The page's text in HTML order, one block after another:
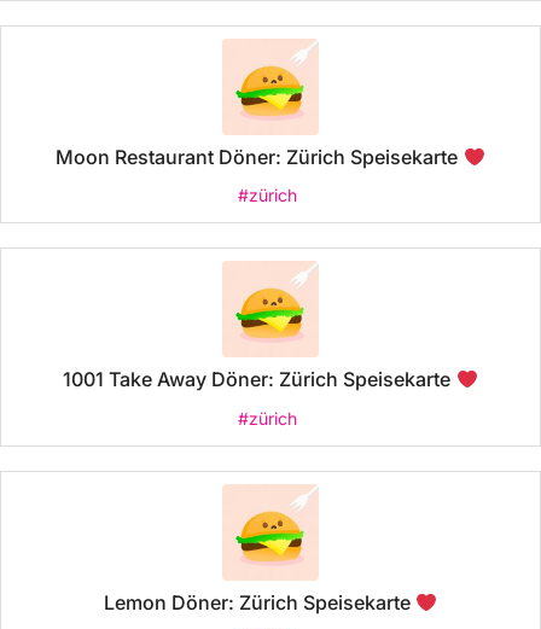
Moon Restaurant Döner: Zürich Speisekarte
#zürich
1001 Take Away Döner: Zürich Speisekarte
#zürich
Lemon Döner: Zürich Speisekarte